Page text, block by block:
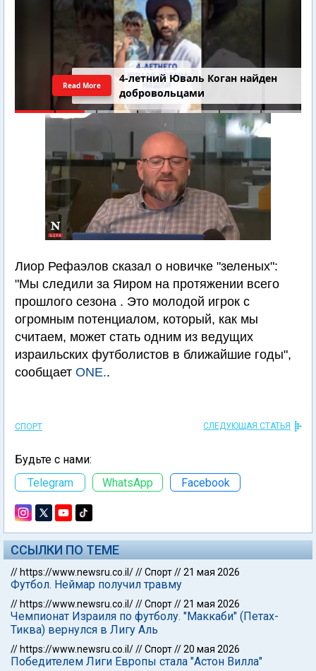
4-летний Юваль Коган найден
добровольцами
Read More
Лиор Рефаэлов сказал о новичке "зеленых":
"Мы следили за Яиром на протяжении всего
прошлого сезона . Это молодой игрок с
огромным потенциалом, который, как мы
считаем, может стать одним из ведущих
израильских футболистов в ближайшие годы",
сообщает ONE..
СПОРТ СЛЕДУЮЩАЯ СТАТЬЯ
Будьте с нами:
Telegram
WhatsApp Facebook
ССЫЛКИ ПО ТЕМЕ
// https://www.newsru.co.il///Спорт//21 мая 2026
Футбол. Неймар получил травму
// https://www.newsru.co.il///Спорт//21 мая 2026
Чемпионат Израиля по футболу. "Маккаби" (Петах-
Тиква) вернулся в Лигу Аль
// https://www.newsru.co.il///Спорт//20 мая 2026
Победителем Лиги Европы стала "Астон Вилла"